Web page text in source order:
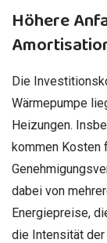
Höhere
Die
Wärmepumpe
Heizungen.
kommen Kosten
dabei von
Energiepreise,
die Intensität der